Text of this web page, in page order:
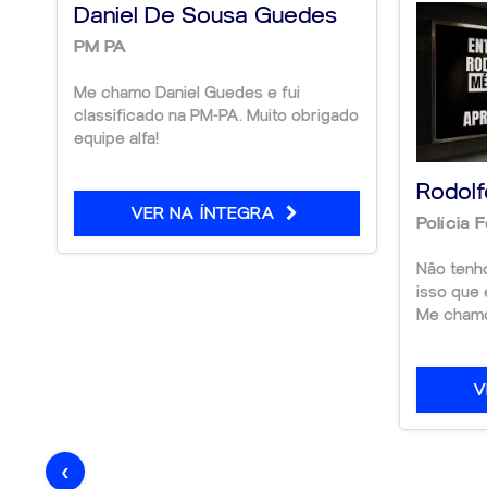
Daniel De Sousa Guedes
PM PA
Me chamo Daniel Guedes e fui
classificado na PM-PA. Muito obrigado
equipe alfa!
VER NA ÍNTEGRA Polícia
Não
isso que
Me
‹